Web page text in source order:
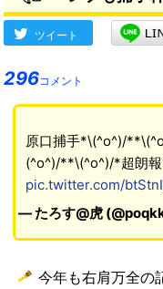
ツイート
296コメント
原口捕手*\(^o^)/
(^o^)/**\(^o^)/*超朗
pic.twitter.com/
— たろす@虎
今年も右肩万全の